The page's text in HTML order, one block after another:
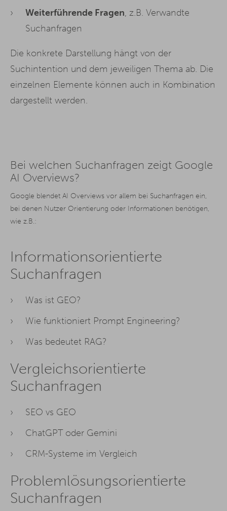
Weiterführende Fragen, z.B. Verwandte
Suchanfragen
Die konkrete Darstellung hängt von der
Suchintention und dem jeweiligen Thema ab. Die
einzelnen Elemente können auch in Kombination
dargestellt werden.
Bei welchen Suchanfragen zeigt Google
AI Overviews?
Google blendet AI Overviews vor allem bei Suchanfragen ein,
bei denen Nutzer Orientierung oder Informationen benötigen,
wie z.B.:
Informationsorientierte
Suchanfragen
Was ist GEO?
Wie funktioniert Prompt Engineering?
Was bedeutet RAG?
Vergleichsorientierte
Suchanfragen
SEO vs GEO
ChatGPT oder Gemini
CRM-Systeme im Vergleich
Problemlösungsorientierte
Suchanfragen